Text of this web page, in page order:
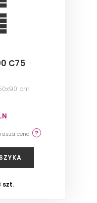
C75
cm
cena
szt.